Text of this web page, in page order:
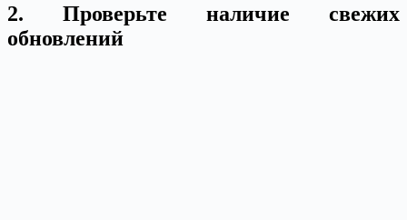
2. Проверьте наличие свежих
обновлений